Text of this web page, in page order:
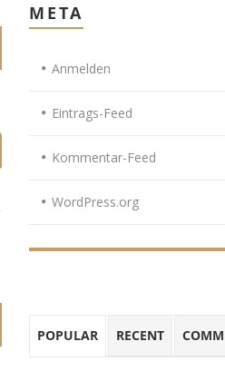
META
Anmelden
Eintrags-Feed
Kommentar-Feed
WordPress.org
POPULAR RECENT